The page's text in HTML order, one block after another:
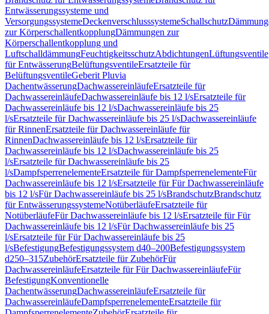
Entwässerungssysteme und
VersorgungssystemeDeckenverschlusssystemeSchallschutz
zur KörperschallentkopplungDämmungen zur
Körperschallentkopplung und
LuftschalldämmungFeuchtigkeitsschutzAbdichtungenLüftungsventile
für EntwässerungBelüftungsventileErsatzteile für
BelüftungsventileGeberit Pluvia
DachentwässerungDachwassereinläufeErsatzteile für
DachwassereinläufeDachwassereinläufe bis 12 l/sErsatzteile für
Dachwassereinläufe bis 12 l/sDachwassereinläufe bis 25
l/sErsatzteile für Dachwassereinläufe bis 25 l/sDachwassereinläufe
für RinnenErsatzteile für Dachwassereinläufe für
RinnenDachwassereinläufe bis 12 l/sErsatzteile für
Dachwassereinläufe bis 12 l/sDachwassereinläufe bis 25
l/sErsatzteile für Dachwassereinläufe bis 25
l/sDampfsperrenelementeErsatzteile für DampfsperrenelementeFür
Dachwassereinläufe bis 12 l/sErsatzteile für Für Dachwassereinläufe
bis 12 l/sFür Dachwassereinläufe bis 25 l/sBrandschutzBrandschutz
für EntwässerungssystemeNotüberläufeErsatzteile für
NotüberläufeFür Dachwassereinläufe bis 12 l/sErsatzteile für Für
Dachwassereinläufe bis 12 l/sFür Dachwassereinläufe bis 25
l/sErsatzteile für Für Dachwassereinläufe bis 25
l/sBefestigungBefestigungssystem d40–200Befestigungssystem
d250–315ZubehörErsatzteile für ZubehörFür
DachwassereinläufeErsatzteile für Für DachwassereinläufeFür
BefestigungKonventionelle
DachentwässerungDachwassereinläufeErsatzteile für
DachwassereinläufeDampfsperrenelementeErsatzteile für